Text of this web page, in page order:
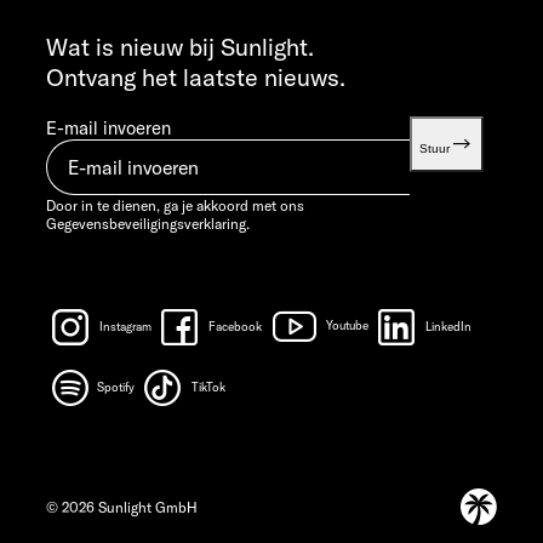
info@sunlight.de
Wat is nieuw bij Sunlight.
Ontvang het laatste nieuws.
E-mail invoeren
Stuur
Door in te dienen, ga je akkoord met ons
Gegevensbeveiligingsverklaring.
Instagram Facebook Youtube LinkedIn
Spotify TikTok
© 2026 Sunlight GmbH